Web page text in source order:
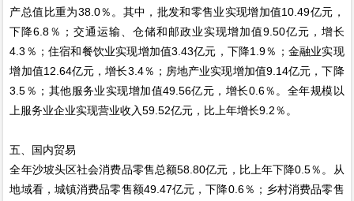
产总值比重为38.0％。其中，批发和零售业实现增加值10.49亿元，
下降6.8％；交通运输、仓储和邮政业实现增加值9.50亿元，增长
4.3％；住宿和餐饮业实现增加值3.43亿元，下降1.9％；金融业实现
增加值12.64亿元，增长3.4％；房地产业实现增加值9.14亿元，下降
3.5％；其他服务业实现增加值49.56亿元，增长0.6％。全年规模以
上服务业企业实现营业收入59.52亿元，比上年增长9.2％。
五、国内贸易
全年沙坡头区社会消费品零售总额58.80亿元，比上年下降0.5％。从
地域看，城镇消费品零售额49.47亿元，下降0.6％；乡村消费品零售